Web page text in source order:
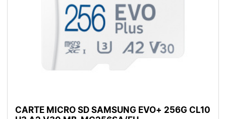
CARTE MICRO SD SAMSUNG EVO+ 256G CL10